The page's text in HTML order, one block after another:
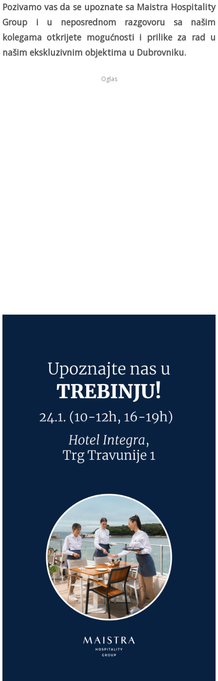
Pozivamo vas da se upoznate sa Maistra Hospitality
Group i u neposrednom razgovoru sa našim
kolegama otkrijete mogućnosti i prilike za rad u
našim ekskluzivnim objektima u Dubrovniku.
Oglas